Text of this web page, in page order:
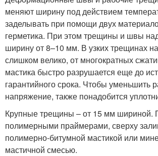
меняют ширину под действием
заделывать при помощи двух
герметика. При этом трещины и швы
ширину от 8–10 мм. В узких трещинах
слишком велико, от многократных
мастика быстро разрушается еще до
гарантийного срока. Чтобы уменьшить
напряжение, также понадобится
Крупные трещины – от 15 мм шириной.
полимерными праймерами, сверху
полимерно-битумной мастикой или
мастичной смесью.